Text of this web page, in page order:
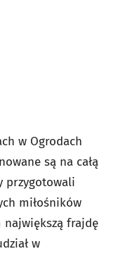
w Ogrodach
są na całą
przygotowali
miłośników
frajdę
w